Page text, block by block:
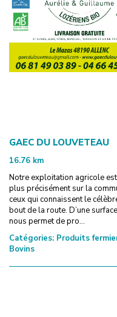
GAEC DU LOUVETEAU
16.76 km
Notre exploitation agricole
plus précisément sur la
ceux qui connaissent le
bout de la route. D’une
nous permet de pro...
Catégories: Produits
Bovins